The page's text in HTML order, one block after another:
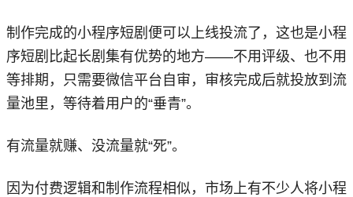
制作完成的小程序短剧便可以上线投流了，这也是小程
序短剧比起长剧集有优势的地方——不用评级、也不用
等排期，只需要微信平台自审，审核完成后就投放到流
量池里，等待着用户的“垂青”。
有流量就赚、没流量就“死”。
因为付费逻辑和制作流程相似，市场上有不少人将小程